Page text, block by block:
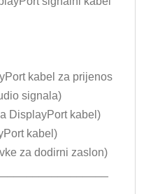
kabel za prijenos
signala)
DisplayPort kabel)
kabel)
za dodirni zaslon)